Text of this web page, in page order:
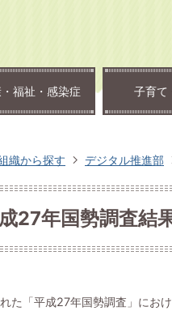
福祉・感染症 子育て
織から探す デジタル推進部
27年国勢調査結
た「平成27年国勢調査」にお